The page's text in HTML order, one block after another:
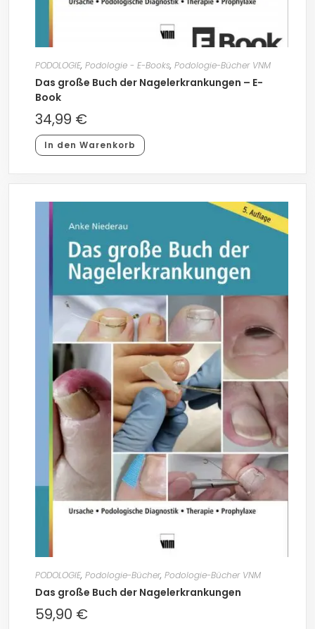
PODOLOGIE, Podologie - E-Books, Podologie-Bücher VNM
Das große Buch der Nagelerkrankungen – E-
Book
34,99 €
In den Warenkorb
PODOLOGIE, Podologie-Bücher, Podologie-Bücher VNM
Das große Buch der Nagelerkrankungen
59,90 €